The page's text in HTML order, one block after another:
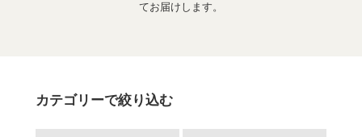
てお届けします。
カテゴリーで絞り込む